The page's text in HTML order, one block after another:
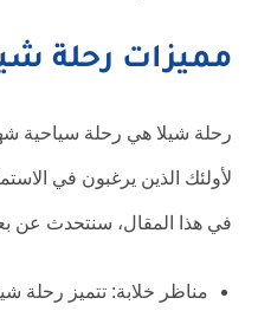
مميزات رحلة
رحلة شيلا هي رحلة سياحية
لأولئك الذين يرغبون في
في هذا المقال، سنتحدث عن
مناظر خلابة: تتميز رحلة